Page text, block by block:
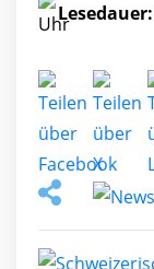
Lesedauer: